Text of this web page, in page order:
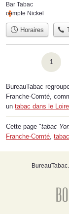
Bar Tabac
compte Nickel
Horaires
1
BureauTabac
Franche-Comté,
un tabac dans le
Cette page "tabac
Franche-Comté